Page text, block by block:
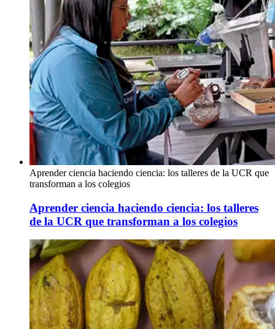
Aprender ciencia haciendo ciencia: los talleres de la UCR que
transforman a los colegios
Aprender ciencia haciendo ciencia: los talleres
de la UCR que transforman a los colegios